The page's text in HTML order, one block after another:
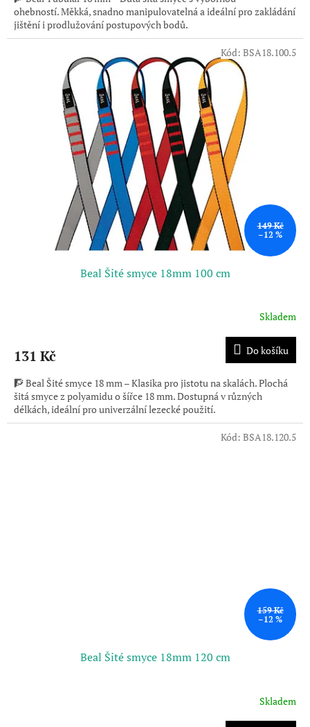
ohebností. Měkká, snadno manipulovatelná a ideální pro zakládání
jištění i prodlužování postupových bodů.
149 Kč
–12 %
Beal Šité smyce 18mm 100 cm
Skladem
131 Kč Do košíku
🧗 Beal Šité smyce 18 mm – Klasika pro jistotu na skalách. Plochá
šitá smyce z polyamidu o šířce 18 mm. Dostupná v různých
délkách, ideální pro univerzální lezecké použití.
Kód: BSA18.100.5
159 Kč
–12 %
Beal Šité smyce 18mm 120 cm
Skladem
Kód: BSA18.120.5